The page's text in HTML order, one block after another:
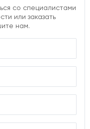
со специалистами
или заказать
нам.